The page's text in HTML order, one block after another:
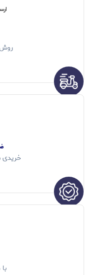
خریدی